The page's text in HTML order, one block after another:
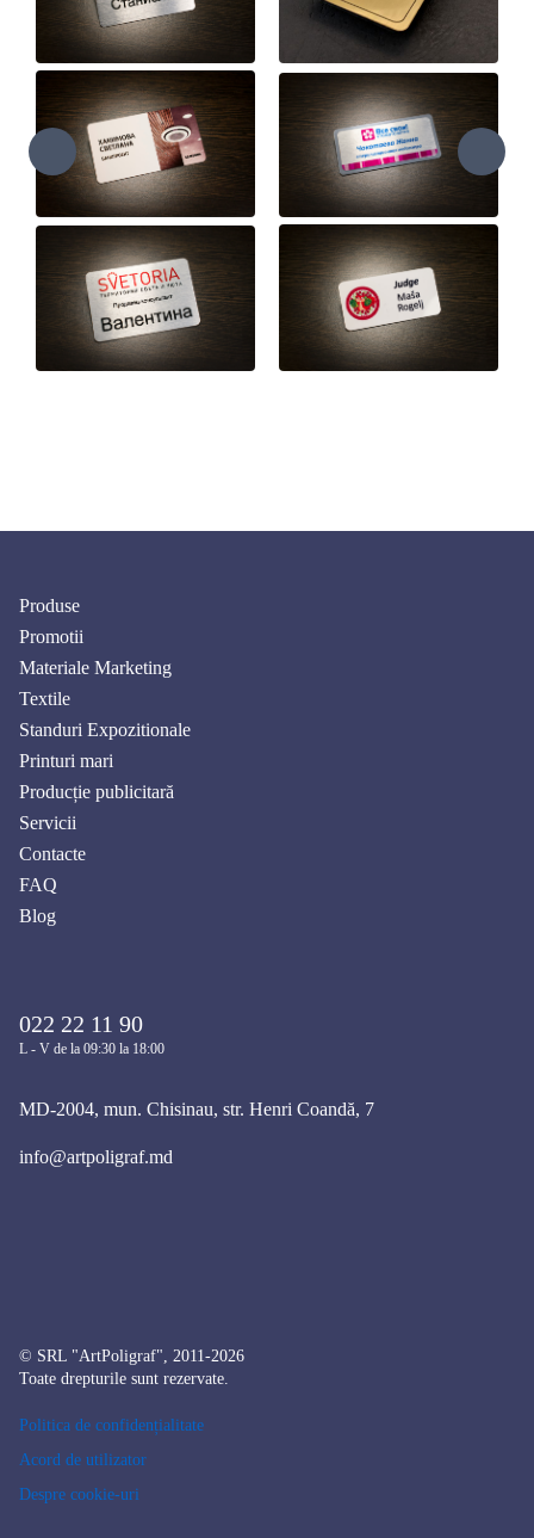
Produse
Promotii
Materiale Marketing
Textile
Standuri Expozitionale
Printuri mari
Producție publicitară
Servicii
Contacte
FAQ
Blog
022 22 11 90
L - V de la 09:30 la 18:00
MD-2004, mun. Chisinau, str. Henri Coandă, 7
info@artpoligraf.md
© SRL "ArtPoligraf", 2011-2026
Toate drepturile sunt rezervate.
Politica de confidențialitate
Acord de utilizator
Despre cookie-uri